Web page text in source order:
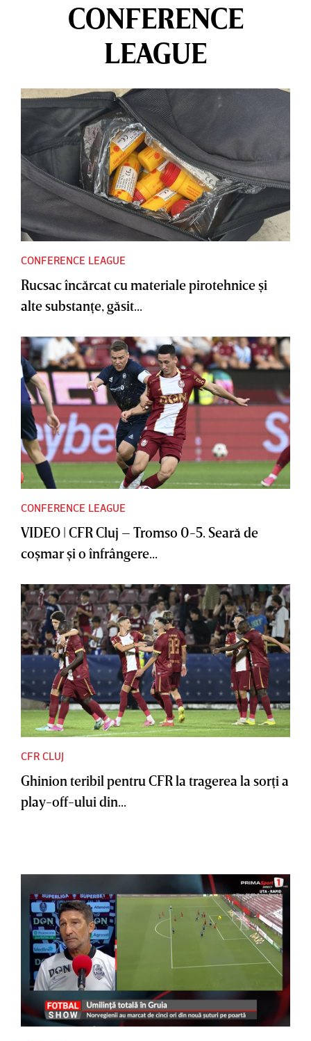
CONFERENCE
LEAGUE
CONFERENCE LEAGUE
Rucsac încărcat cu materiale pirotehnice şi
alte substanţe, găsit...
CONFERENCE LEAGUE
VIDEO | CFR Cluj – Tromso 0-5. Seară de
coşmar şi o înfrângere...
CFR CLUJ
Ghinion teribil pentru CFR la tragerea la sorţi a
play-off-ului din...